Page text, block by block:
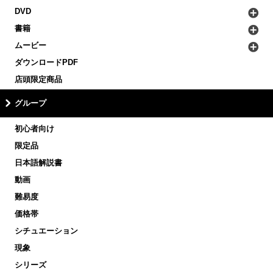
DVD
書籍
ムービー
ダウンロードPDF
店頭限定商品
グループ
初心者向け
限定品
日本語解説書
動画
難易度
価格帯
シチュエーション
現象
シリーズ